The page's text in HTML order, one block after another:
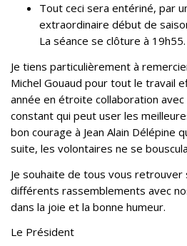
Tout ceci sera entériné, par
extraordinaire début de
La séance se clôture à 19h55.
Je tiens particulièrement à
Michel Gouaud pour tout le travail
année en étroite collaboration avec
constant qui peut user les
bon courage à Jean Alain Délépine
suite, les volontaires ne se
Je souhaite de tous vous retrouver
différents rassemblements avec
dans la joie et la bonne humeur.
Le Président